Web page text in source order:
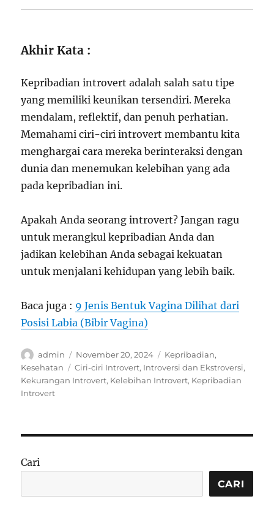
Akhir Kata :
Kepribadian introvert adalah salah satu tipe
yang memiliki keunikan tersendiri. Mereka
mendalam, reflektif, dan penuh perhatian.
Memahami ciri-ciri introvert membantu kita
menghargai cara mereka berinteraksi dengan
dunia dan menemukan kelebihan yang ada
pada kepribadian ini.
Apakah Anda seorang introvert? Jangan ragu
untuk merangkul kepribadian Anda dan
jadikan kelebihan Anda sebagai kekuatan
untuk menjalani kehidupan yang lebih baik.
Baca juga : 9 Jenis Bentuk Vagina Dilihat dari
Posisi Labia (Bibir Vagina)
Author
admin
Posted
on
November 20, 2024 Categories
Kepribadian,
Kesehatan
Tags
Ciri-ciri Introvert, Introversi dan Ekstroversi,
Kekurangan Introvert, Kelebihan Introvert, Kepribadian
Introvert
Cari
CARI